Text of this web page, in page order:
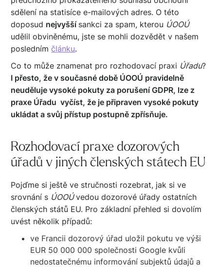
sdělení na statisíce e-mailových adres. O této
doposud nejvyšší sankci za spam, kterou ÚOOÚ
udělil obviněnému, jste se mohli dozvědět v našem
posledním článku.
Co to může znamenat pro rozhodovací praxi Úřadu?
I přesto, že v současné době ÚOOÚ pravidelně
neuděluje vysoké pokuty za porušení GDPR, lze z
praxe Úřadu vyčíst, že je připraven vysoké pokuty
ukládat a svůj přístup postupně zpřísňuje.
Rozhodovací praxe dozorových
úřadů v jiných členských státech EU
Pojďme si ještě ve stručnosti rozebrat, jak si ve
srovnání s ÚOOÚvedou dozorové úřady ostatních
členských států EU. Pro základní přehled si dovolím
uvést několik případů:
ve Francii dozorový úřad uložil pokutu ve výši
EUR 50 000 000 společnosti Google kvůli
nedostatečnému informování subjektů údajů a